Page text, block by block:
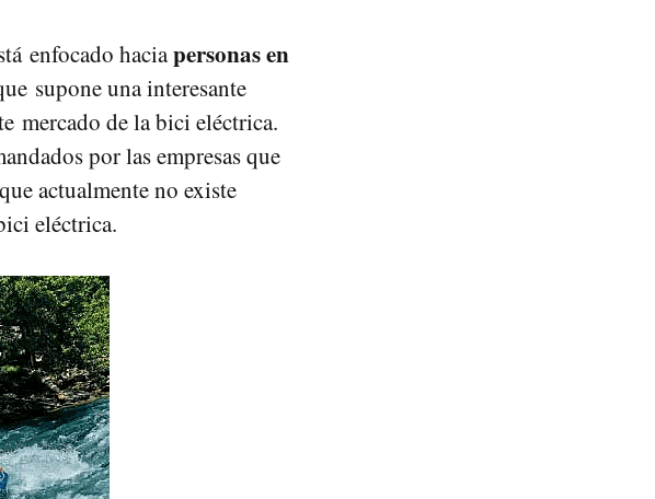
enfocado haciapersonas en
supone una interesante
mercado de la bici eléctrica.
por las empresas que
actualmente no existe
eléctrica.